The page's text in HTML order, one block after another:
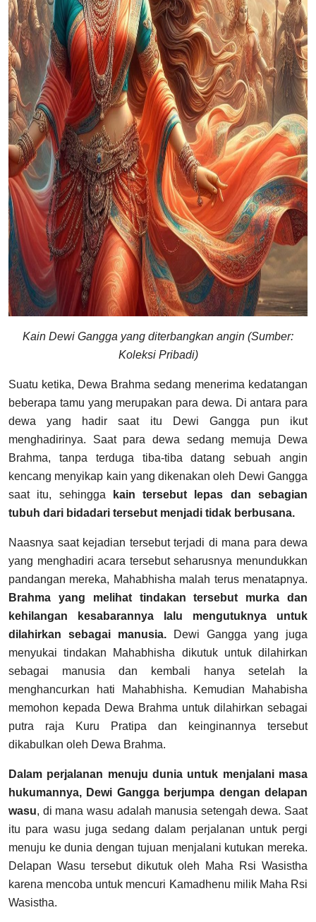
Kain Dewi Gangga yang diterbangkan angin (Sumber:
Koleksi Pribadi)
Suatu ketika, Dewa Brahma sedang menerima kedatangan
beberapa tamu yang merupakan para dewa. Di antara para
dewa yang hadir saat itu Dewi Gangga pun ikut
menghadirinya. Saat para dewa sedang memuja Dewa
Brahma, tanpa terduga tiba-tiba datang sebuah angin
kencang menyikap kain yang dikenakan oleh Dewi Gangga
saat itu, sehingga
kain tersebut lepas dan sebagian
tubuh dari bidadari tersebut menjadi tidak berbusana.
Naasnya saat kejadian tersebut terjadi di mana para dewa
yang menghadiri acara tersebut seharusnya menundukkan
pandangan mereka, Mahabhisha malah terus menatapnya.
Brahma yang melihat tindakan tersebut murka dan
kehilangan kesabarannya lalu mengutuknya untuk
dilahirkan sebagai manusia. Dewi Gangga yang juga
menyukai tindakan Mahabhisha dikutuk untuk dilahirkan
sebagai manusia dan kembali hanya setelah Ia
menghancurkan hati Mahabhisha. Kemudian Mahabisha
memohon kepada Dewa Brahma untuk dilahirkan sebagai
putra raja Kuru Pratipa dan keinginannya tersebut
dikabulkan oleh Dewa Brahma.
Dalam perjalanan menuju dunia untuk menjalani masa
hukumannya, Dewi Gangga berjumpa dengan delapan
wasu, di mana wasu adalah manusia setengah dewa. Saat
itu para wasu juga sedang dalam perjalanan untuk pergi
menuju ke dunia dengan tujuan menjalani kutukan mereka.
Delapan Wasu tersebut dikutuk oleh Maha Rsi Wasistha
karena mencoba untuk mencuri Kamadhenu milik Maha Rsi
Wasistha.